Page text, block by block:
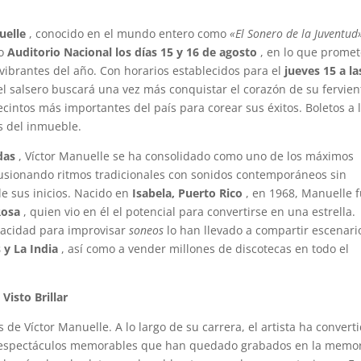
, conocido en el mundo entero como«El Sonero de la
Auditorio Nacional los días 15 y 16 de agosto , en lo que
del año. Con horarios establecidos para el jueves 15 a
salsero buscará una vez más conquistar el corazón de su
más importantes del país para corear sus éxitos. Boletos a
del inmueble.
, Víctor Manuelle se ha consolidado como uno de los máximos
ritmos tradicionales con sonidos contemporáneos sin
sus inicios. Nacido en Isabela, Puerto Rico , en 1968, Manuelle
, quien vio en él el potencial para convertirse en una estrella.
para improvisarsoneos lo han llevado a compartir
y La India , así como a vender millones de discotecas en todo el
Visto Brillar
Víctor Manuelle. A lo largo de su carrera, el artista ha
memorables que han quedado grabados en la